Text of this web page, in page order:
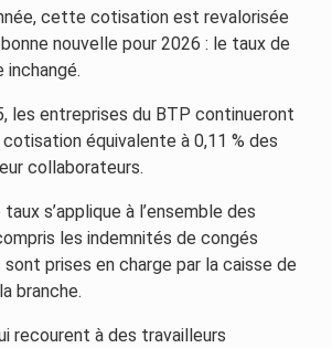
cette cotisation est revalorisée
nouvelle pour 2026 : le taux de
les entreprises du BTP continueront
équivalente à 0,11 % des
collaborateurs.
s’applique à l’ensemble des
les indemnités de congés
sont prises en charge par la caisse de
branche.
recourent à des travailleurs